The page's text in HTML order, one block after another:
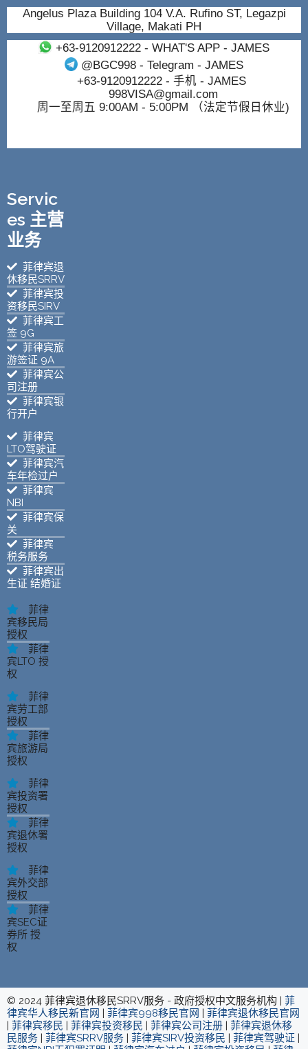
Angelus Plaza Building 104 V.A. Rufino ST, Legazpi
Village, Makati PH
+63-9120912222- WHAT'S APP - JAMES
@BGC998 - Telegram - JAMES
+63-9120912222- 手机 - JAMES
998VISA@gmail.com
周一至周五 9:00AM - 5:00PM （法定节假日休业)
Servic
es 主营
业务
菲律宾退
休移民SRRV
菲律宾投
资移民SIRV
菲律宾工
签 9G
菲律宾旅
游签证 9A
菲律宾公
司注册
菲律宾银
行开户
菲律宾
LTO驾驶证
菲律宾汽
车年检过户
菲律宾
NBI
菲律宾保
关
菲律宾
税务服务
菲律宾出
生证 结婚证
菲律
宾移民局
授权
菲律
宾LTO 授
权
菲律
宾劳工部
授权
菲律
宾旅游局
授权
菲律
宾投资署
授权
菲律
宾退休署
授权
菲律
宾外交部
授权
菲律
宾SEC证
券所 授
权
© 2024 菲律宾退休移民SRRV服务 - 政府授权中文服务机构 | 菲
律宾华人移民新官网 | 菲律宾998移民官网 | 菲律宾退休移民官网
| 菲律宾移民 | 菲律宾投资移民 | 菲律宾公司注册 | 菲律宾退休移
民服务 | 菲律宾SRRV服务 | 菲律宾SIRV投资移民 | 菲律宾驾驶证 |